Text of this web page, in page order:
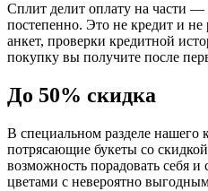
Сплит делит оплату на части
постепенно. Это не кредит и не
анкет, проверки кредитной
покупку вы получите после
До 50% скидка
В специальном разделе нашего
потрясающие букеты со
возможность порадовать себя
цветами с невероятно